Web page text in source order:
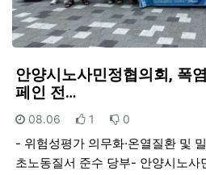
안양시노사민정협의회, 폭
페인 전…
등록일
08.06 추천
1 비추천
0
- 위험성평가 의무화·온열질환 및
초노동질서 준수 당부- 안양시노사